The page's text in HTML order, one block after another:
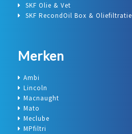
SKF Olie & Vet
SKF RecondOil Box & Oliefiltratie
Merken
Ambi
Lincoln
Macnaught
Mato
Meclube
MPfiltri